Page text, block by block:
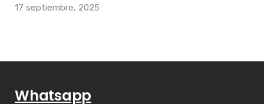
17 septiembre, 2025
Whatsapp